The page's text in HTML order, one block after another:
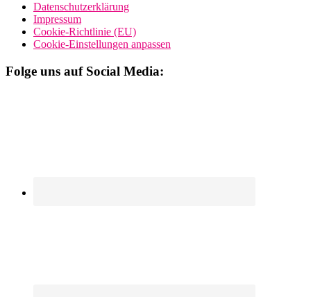
Datenschutzerklärung
Impressum
Cookie-Richtlinie (EU)
Cookie-Einstellungen anpassen
Folge uns auf Social Media: